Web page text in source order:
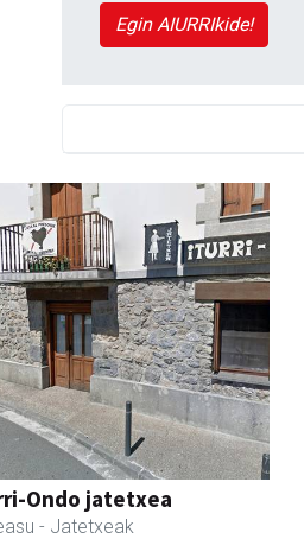
Egin AIURRIkide!
Ondo jatetxea
- Jatetxeak